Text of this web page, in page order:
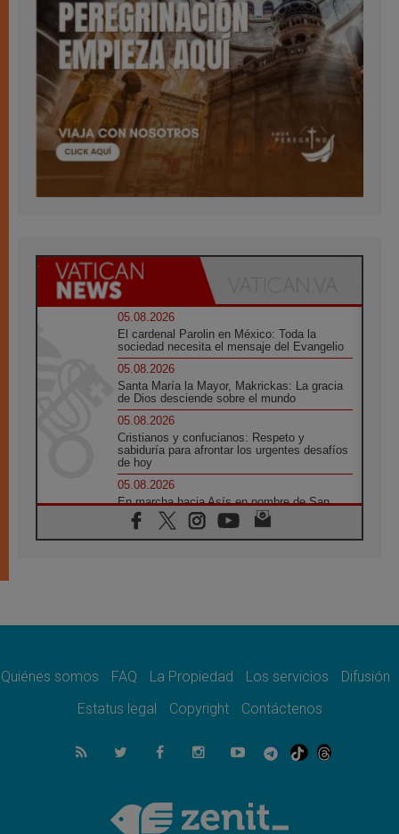
05.08.2026
El cardenal Parolin en México: Toda la
sociedad necesita el mensaje del Evangelio
05.08.2026
Santa María la Mayor, Makrickas: La gracia
de Dios desciende sobre el mundo
05.08.2026
Cristianos y confucianos: Respeto y
sabiduría para afrontar los urgentes desafíos
de hoy
05.08.2026
En marcha hacia Asís en nombre de San
Francisco, a la espera de León
05.08.2026
quienes bendicen la guerra
Ucrania: Ataque masivo en Kyiv durante la
05.08.2026
Colombo: "La visita del Papa a Argentina
05.08.2026
Iglesia en Uruguay: la visita del Papa
Quiénes somos FAQ La Propiedad Los servicios
Difusión
Estatus legal
Copyright Contáctenos